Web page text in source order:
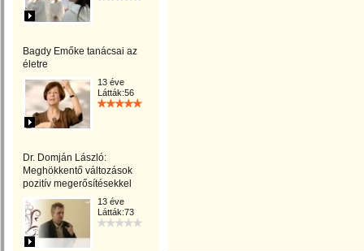
Bagdy Emőke tanácsai az
életre
13 éve
Látták:56
Dr. Domján László:
Meghökkentő változások
pozitív megerősítésekkel
13 éve
Látták:73